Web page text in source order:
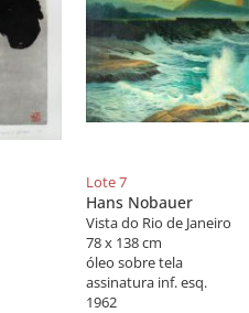
Lote 7
Hans Nobauer
Vista do Rio de Janeiro
78 x 138 cm
óleo sobre tela
assinatura inf. esq.
1962